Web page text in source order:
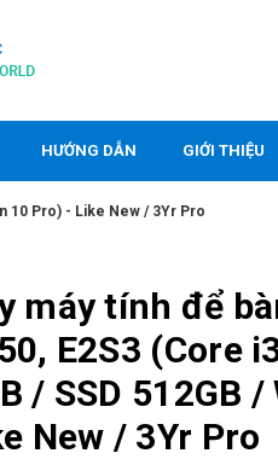
HƯỚNG DẪN GIỚI THIỆU
10 Pro) - Like New / 3Yr Pro
máy tính để
E2S3 (Core
/ SSD 512GB
New / 3Yr Pro